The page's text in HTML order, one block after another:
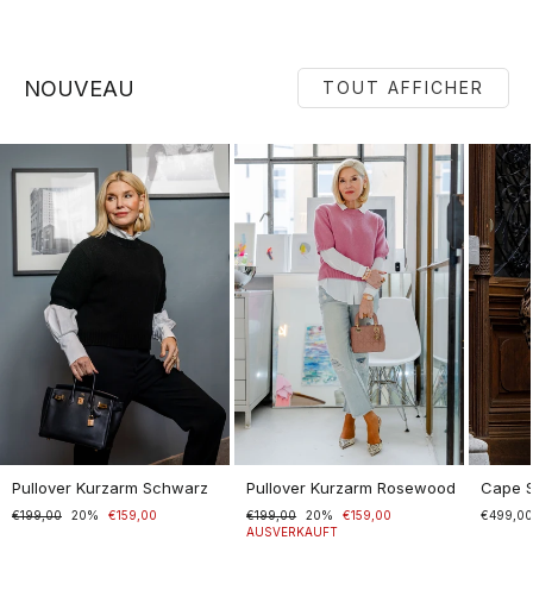
NOUVEAU TOUT AFFICHER
Pullover Kurzarm Schwarz
Normaler
€199,00
Sonderpreis20% €159,00
Pullover Kurzarm Rosewood
Normaler
Preis
€199,00
Sonderpreis20%
€159,00
AUSVERKAUFT
Cape
€499,00